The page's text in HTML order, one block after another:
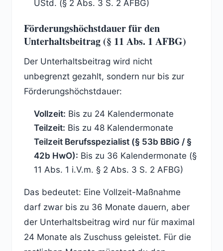
UStd. (§ 2 Abs. 3 S. 2 AFBG)
Förderungshöchstdauer für den
Unterhaltsbeitrag (§ 11 Abs. 1 AFBG)
Der Unterhaltsbeitrag wird nicht
unbegrenzt gezahlt, sondern nur bis zur
Förderungshöchstdauer:
Vollzeit: Bis zu 24 Kalendermonate
Teilzeit: Bis zu 48 Kalendermonate
Teilzeit Berufsspezialist (§ 53b BBiG / §
42b HwO): Bis zu 36 Kalendermonate (§
11 Abs. 1 i.V.m. § 2 Abs. 3 S. 2 AFBG)
Das bedeutet: Eine Vollzeit-Maßnahme
darf zwar bis zu 36 Monate dauern, aber
der Unterhaltsbeitrag wird nur für maximal
24 Monate als Zuschuss geleistet. Für die